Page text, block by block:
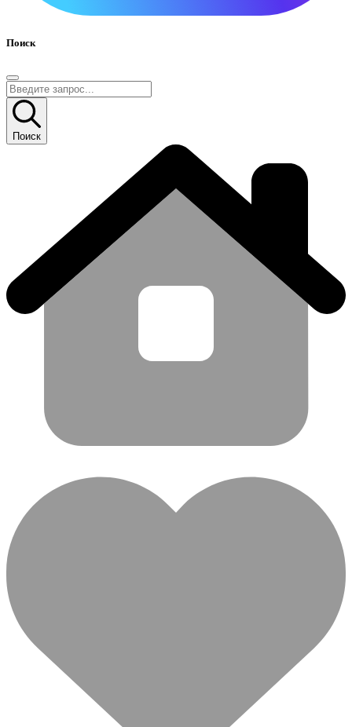
Поиск
Поиск